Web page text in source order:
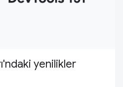
yenilikler